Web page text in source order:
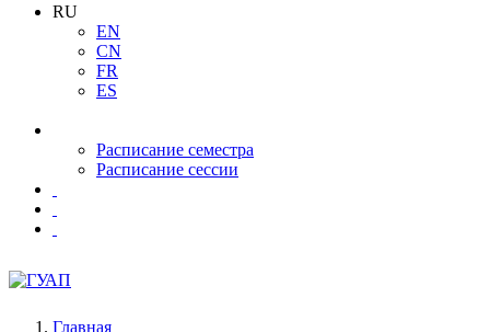
RU
EN
CN
FR
ES
Расписание семестра
Расписание сессии
Главная